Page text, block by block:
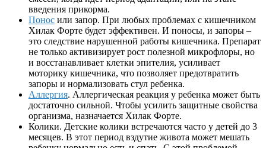
введения прикорма.
Понос или запор. При любых проблемах с кишечником
Хилак Форте будет эффективен. И поносы, и запоры –
это следствие нарушенной работы кишечника. Препарат
не только активизирует рост полезной микрофлоры, но
и восстанавливает клетки эпителия, усиливает
моторику кишечника, что позволяет предотвратить
запоры и нормализовать стул ребенка.
Аллергия. Аллергическая реакция у ребенка может быть
достаточно сильной. Чтобы усилить защитные свойства
организма, назначается Хилак Форте.
Колики. Детские колики встречаются часто у детей до 3
месяцев. В этот период вздутие живота может мешать